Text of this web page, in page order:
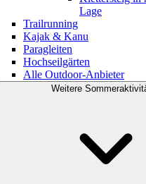
Lage
Trailrunning
Kajak & Kanu
Paragleiten
Hochseilgärten
Alle Outdoor-Anbieter
Weitere